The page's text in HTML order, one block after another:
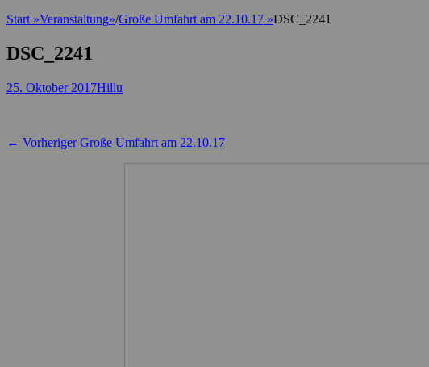
Start »Veranstaltung»/Große Umfahrt am 22.10.17 »DSC_2241
DSC_2241
Posted
25. Oktober 2017Autor
Hillu
Beitragsnavigation
← Vorheriger Vorheriger
Große Umfahrt am 22.10.17